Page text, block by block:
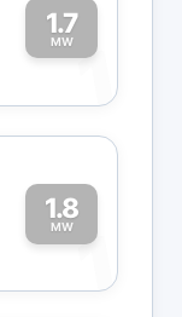
1.7
MW1
1.8
MW1